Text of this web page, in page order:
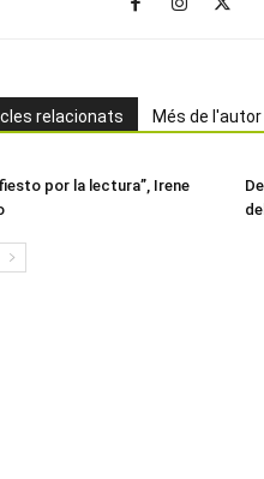
relacionats Més de l'autor
por la lectura”, Irene